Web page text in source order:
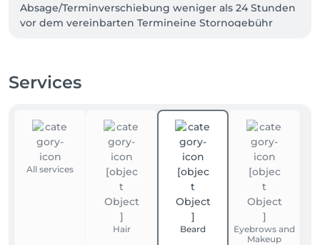
Absage/Terminverschiebung weniger als 24 Stunden
vor dem vereinbarten Termineine Stornogebühr
Termin speziell für Sie reserviert haben.
Services
All services
Hair Beard
Eyebrows and
Makeup